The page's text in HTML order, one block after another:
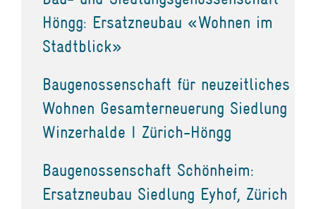
Höngg: Ersatzneubau «Wohnen im
Stadtblick»
Baugenossenschaft für neuzeitliches
Wohnen Gesamterneuerung Siedlung
Winzerhalde I Zürich-Höngg
Baugenossenschaft Schönheim:
Ersatzneubau Siedlung Eyhof, Zürich